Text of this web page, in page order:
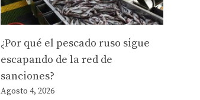
¿Por qué el pescado ruso sigue
escapando de la red de
sanciones?
Agosto 4, 2026